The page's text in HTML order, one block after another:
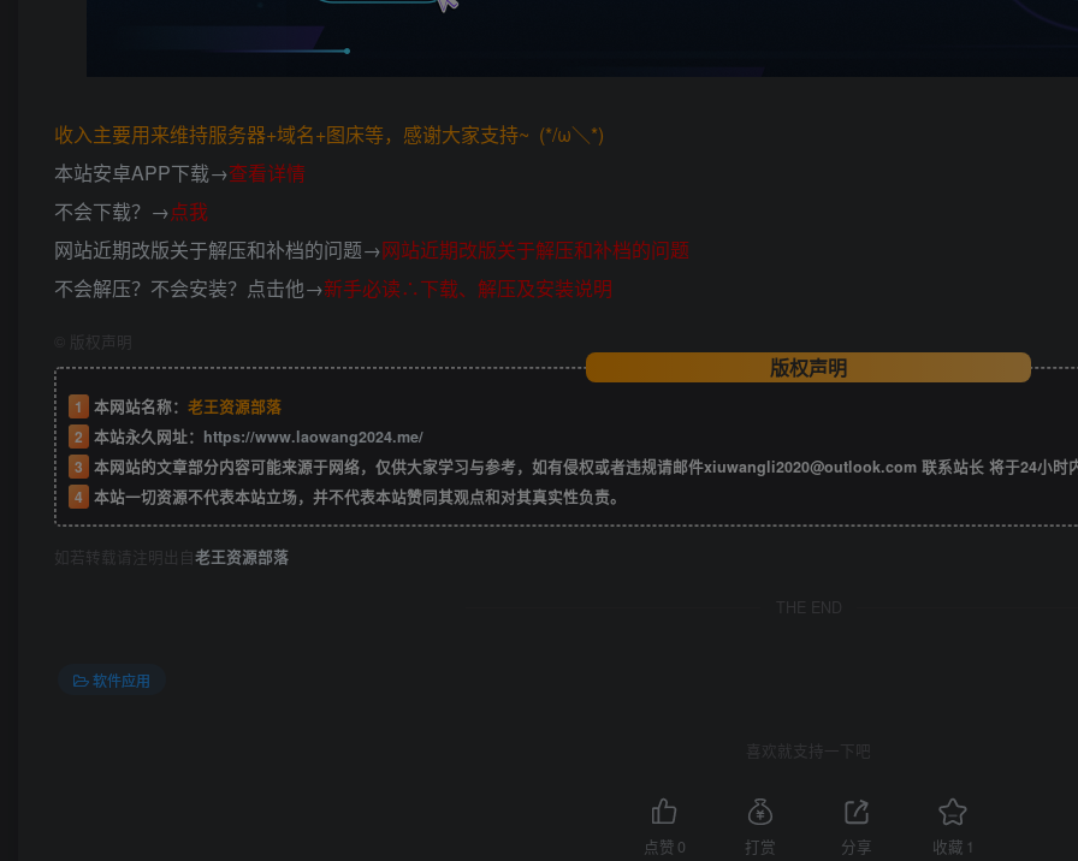
收入主要用来维持服务器+域名+图床等，感谢大家支持~ (*/ω＼*)
本站安卓APP下载→查看详情
不会下载？→点我
网站近期改版关于解压和补档的问题→网站近期改版关于解压和补档的问题
不会解压？不会安装？点击他→新手必读∴下载、解压及安装说明
版权声明
版权声明
1 本网站名称： 老王资源部落
2 本站永久网址： https://www.laowang2024.me/
3 本网站的文章部分内容可能来源于网络，仅供大家学习与参考，如有侵权或者违规请邮件xiuwangli2020@outlook.com 联系站长 将于24小时
4 本站一切资源不代表本站立场，并不代表本站赞同其观点和对其真实性负责。
如若转载请注明出自老王资源部落
THE END
软件应用
喜欢就支持一下吧
点赞 0 打赏 分享 收藏 1